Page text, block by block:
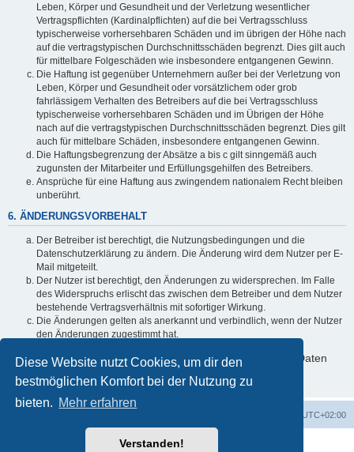
Diese Website nutzt Cookies, um dir den
bestmöglichen Komfort bei der Nutzung zu
bieten. Mehr erfahren
Verstanden!
Leben, Körper und Gesundheit und der Verletzung wesentlicher
Vertragspflichten (Kardinalpflichten) auf die bei Vertragsschluss
typischerweise vorhersehbaren Schäden und im übrigen der Höhe nach
auf die vertragstypischen Durchschnittsschäden begrenzt. Dies gilt auch
für mittelbare Folgeschäden wie insbesondere entgangenen Gewinn.
Die Haftung ist gegenüber Unternehmern außer bei der Verletzung von
Leben, Körper und Gesundheit oder vorsätzlichem oder grob
fahrlässigem Verhalten des Betreibers auf die bei Vertragsschluss
typischerweise vorhersehbaren Schäden und im Übrigen der Höhe
nach auf die vertragstypischen Durchschnittsschäden begrenzt. Dies gilt
auch für mittelbare Schäden, insbesondere entgangenen Gewinn.
Die Haftungsbegrenzung der Absätze a bis c gilt sinngemäß auch
zugunsten der Mitarbeiter und Erfüllungsgehilfen des Betreibers.
Ansprüche für eine Haftung aus zwingendem nationalem Recht bleiben
unberührt.
6. ÄNDERUNGSVORBEHALT
Der Betreiber ist berechtigt, die Nutzungsbedingungen und die
Datenschutzerklärung zu ändern. Die Änderung wird dem Nutzer per E-
Mail mitgeteilt.
Der Nutzer ist berechtigt, den Änderungen zu widersprechen. Im Falle
des Widerspruchs erlischt das zwischen dem Betreiber und dem Nutzer
bestehende Vertragsverhältnis mit sofortiger Wirkung.
Die Änderungen gelten als anerkannt und verbindlich, wenn der Nutzer
den Änderungen zugestimmt hat.
Informationen über den Umgang mit deinen persönlichen Daten
sind in der Datenschutzerklärung enthalten.
UTC+02:00
Powered byphpBB® Forum Software © phpBB Limited